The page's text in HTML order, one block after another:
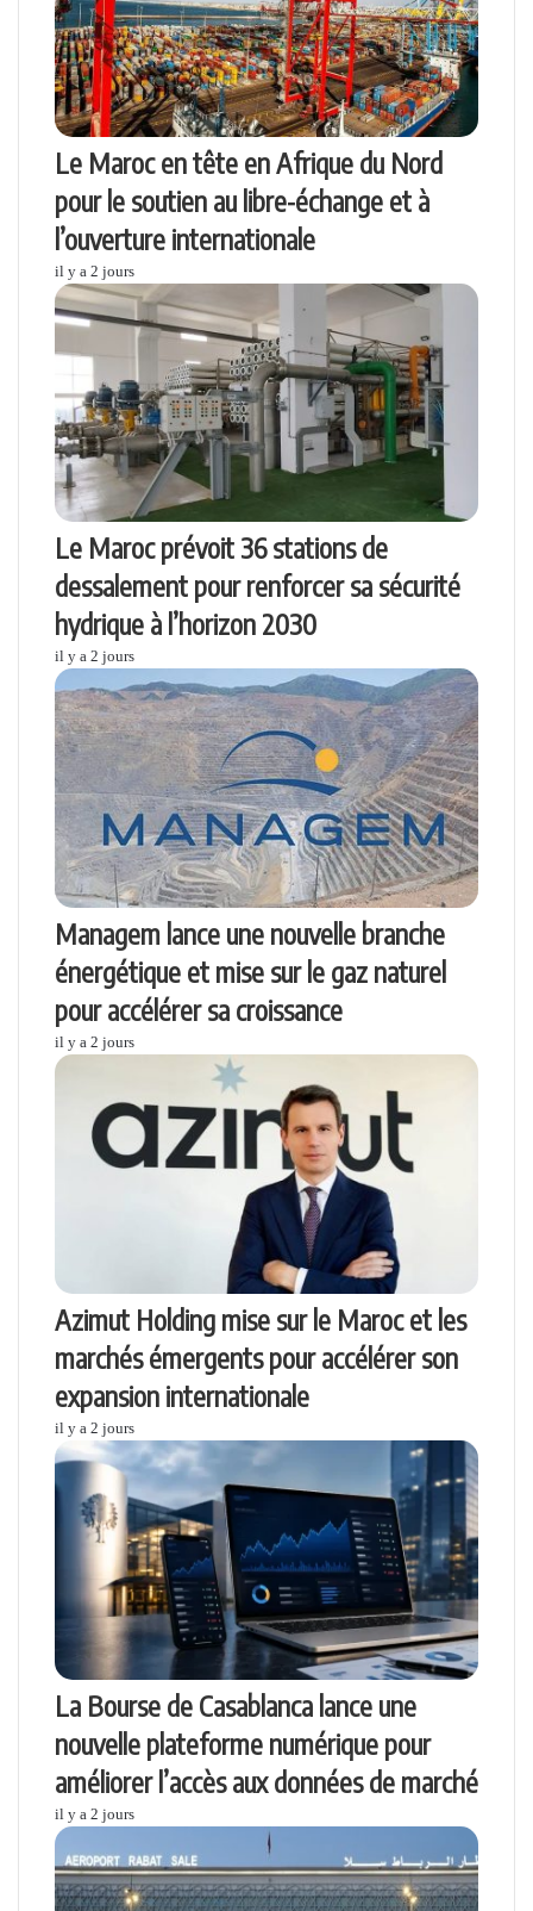
Le Maroc en tête en Afrique du Nord
pour le soutien au libre-échange et à
l’ouverture internationale
il y a 2 jours
Le Maroc prévoit 36 stations de
dessalement pour renforcer sa sécurité
hydrique à l’horizon 2030
il y a 2 jours
Managem lance une nouvelle branche
énergétique et mise sur le gaz naturel
pour accélérer sa croissance
il y a 2 jours
Azimut Holding mise sur le Maroc et les
marchés émergents pour accélérer son
expansion internationale
il y a 2 jours
La Bourse de Casablanca lance une
nouvelle plateforme numérique pour
améliorer l’accès aux données de marché
il y a 2 jours